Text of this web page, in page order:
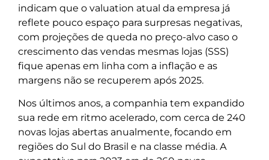
indicam que o valuation atual da empresa já
reflete pouco espaço para surpresas negativas,
com projeções de queda no preço-alvo caso o
crescimento das vendas mesmas lojas (SSS)
fique apenas em linha com a inflação e as
margens não se recuperem após 2025.
Nos últimos anos, a companhia tem expandido
sua rede em ritmo acelerado, com cerca de 240
novas lojas abertas anualmente, focando em
regiões do Sul do Brasil e na classe média. A